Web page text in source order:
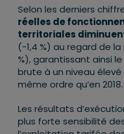
Selon les derniers
réelles de
territoriales
(-1,4 %) au regard de
%), garantissant ainsi
brute à un niveau élevé
même ordre qu’en 2018.
Les résultats
plus forte sensibilité